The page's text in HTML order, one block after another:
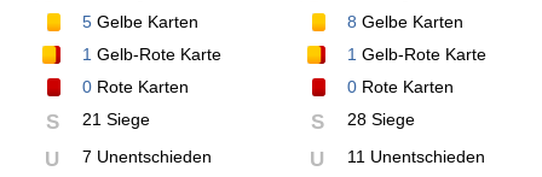
5 Gelbe Karten
1 Gelb-Rote Karte
0 Rote Karten
S 21 Siege
U 7 Unentschieden
8 Gelbe Karten
1 Gelb-Rote Karte
0Rote Karten
S 28 Siege
U 11 Unentschieden